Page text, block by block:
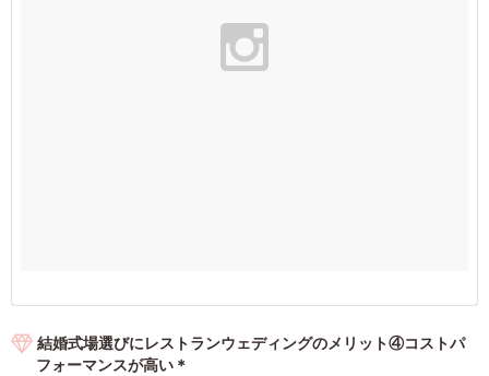
結婚式場選びにレストランウェディングのメリット④コストパ
フォーマンスが高い＊